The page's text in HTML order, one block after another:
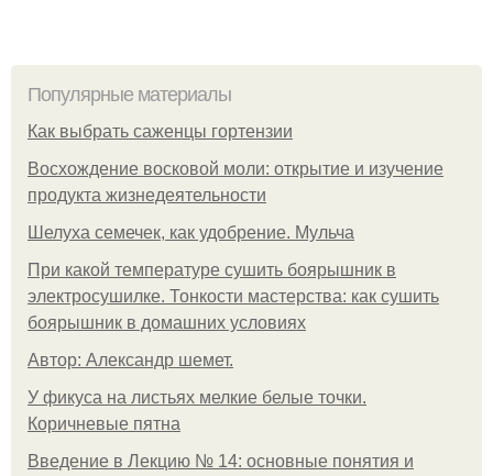
Популярные материалы
Как выбрать саженцы гортензии
Восхождение восковой моли: открытие и изучение
продукта жизнедеятельности
Шелуха семечек, как удобрение. Мульча
При какой температуре сушить боярышник в
электросушилке. Тонкости мастерства: как сушить
боярышник в домашних условиях
Автор: Александр шемет.
У фикуса на листьях мелкие белые точки.
Коричневые пятна
Введение в Лекцию № 14: основные понятия и